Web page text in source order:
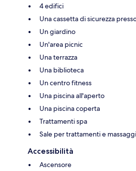
4 edifici
Una cassetta di sicurezza
Un giardino
Un'area picnic
Una terrazza
Una biblioteca
Un centro fitness
Una piscina all'aperto
Una piscina coperta
Trattamenti spa
Sale per trattamenti e massaggi
Accessibilità
Ascensore